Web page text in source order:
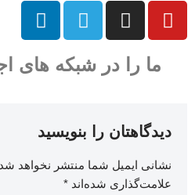
ما را در شبکه های
دیدگاهتان را بنویسید
نشانی ایمیل شما منتشر نخواهد
علامت‌گذاری شده‌اند *